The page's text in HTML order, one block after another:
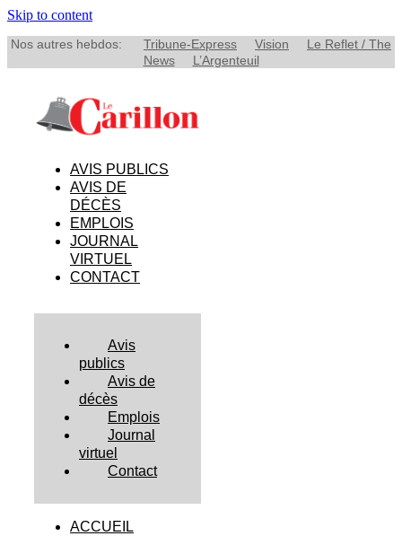
Skip to content
Nos autres hebdos: Tribune-Express Vision
Le Reflet / The
News
L’Argenteuil
AVIS PUBLICS
AVIS DE
DÉCÈS
EMPLOIS
JOURNAL
VIRTUEL
CONTACT
Avis
publics
Avis de
décès
Emplois
Journal
virtuel
Contact
ACCUEIL